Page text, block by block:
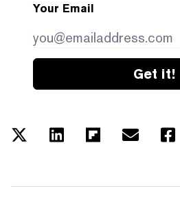
Your Email
Get it!